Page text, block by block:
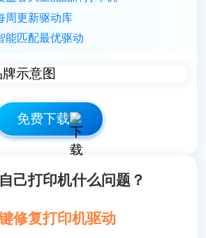
周更新驱动库
能匹配最优驱动
免费下载
己打印机什么问题？
修复打印机驱动
持系统稳定运行，效率显著提升。
故障排除指南，我能更自如应对各
从简单的卡纸到复杂的网络配置，